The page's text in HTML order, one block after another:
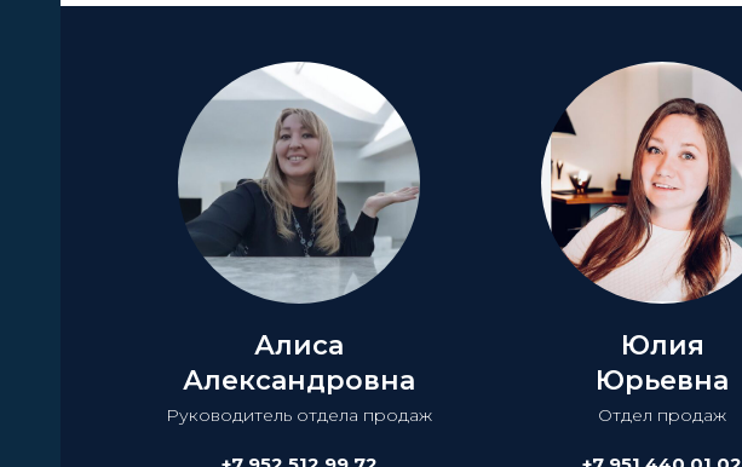
Алиса
Александровна
Руководитель отдела продаж
Юлия
Юрьевна
Отдел продаж